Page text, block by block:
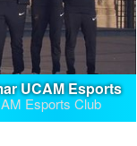
UCAM Esports
Esports Club